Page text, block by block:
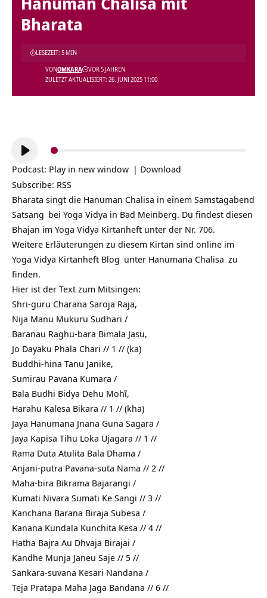
Bharata
ZULETZT AKTUALISIERT: 26. JUNI 2025 11:00
VONOMKARA VOR 5 JAHREN
LESEZEIT: 5 MIN
Audio-
Player
Podcast: Play in new window | Download
Subscribe: RSS
Bharata singt die Hanuman Chalisa in einem Samstagabend
Satsang bei Yoga Vidya in Bad Meinberg. Du findest diesen
Bhajan im Yoga Vidya Kirtanheft unter der Nr. 706.
Weitere Erläuterungen zu diesem Kirtan sind online im
Yoga Vidya Kirtanheft Blog unter Hanumana Chalisa zu
finden.
Hier ist der Text zum Mitsingen:
Shri-guru Charana Saroja Raja,
Nija Manu Mukuru Sudhari /
Baranau Raghu-bara Bimala Jasu,
Jo Dayaku Phala Chari // 1 // (ka)
Buddhi-hina Tanu Janike,
Sumirau Pavana Kumara /
Bala Budhi Bidya Dehu Mohĩ,
Harahu Kalesa Bikara // 1 // (kha)
Jaya Hanumana Jnana Guna Sagara /
Jaya Kapisa Tihu Loka Ujagara // 1 //
Rama Duta Atulita Bala Dhama /
Anjani-putra Pavana-suta Nama // 2 //
Maha-bira Bikrama Bajarangi /
Kumati Nivara Sumati Ke Sangi // 3 //
Kanchana Barana Biraja Subesa /
Kanana Kundala Kunchita Kesa // 4 //
Hatha Bajra Au Dhvaja Birajai /
Kandhe Munja Janeu Saje // 5 //
Sankara-suvana Kesari Nandana /
Teja Pratapa Maha Jaga Bandana // 6 //